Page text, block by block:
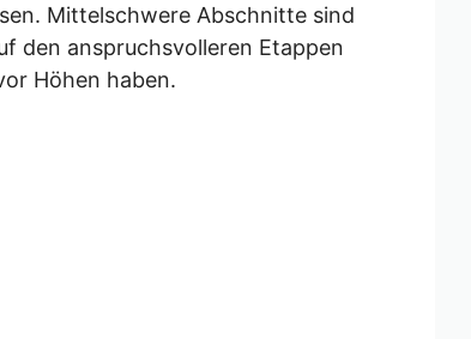
Mittelschwere Abschnitte sind
den anspruchsvolleren Etappen
Höhen haben.